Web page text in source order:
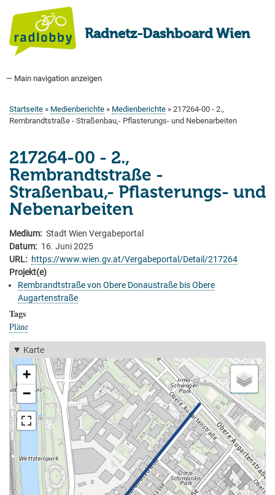
Inhalt
Radnetz-Dashboard Wien
Main
— Main navigation anzeigen
Startseite
Bauprogramm
Aktuell Geplant
Weitere Bauprojekte
Hauptradverkehrsnetz
Bezirke
Medienberichte
Tags
Über uns
Pfadnavigation
Startseite Medienberichte Medienberichte
217264-00 - 2.,
Rembrandtstraße - Straßenbau,- Pflasterungs- und Nebenarbeiten
217264-00 - 2.,
Rembrandtstraße -
Straßenbau,- Pflasterungs- und
Nebenarbeiten
Medium
Stadt Wien Vergabeportal
Datum
16. Juni 2025
URL
https://www.wien.gv.at/Vergabeportal/Detail/217264
Projekt(e)
Rembrandtstraße von Obere Donaustraße bis Obere
Augartenstraße
Tags
Pläne
Karte
+
−